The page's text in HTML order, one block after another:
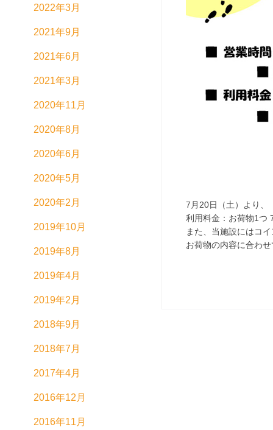
7月20日（土）より、
利用料金：お荷物1
また、当施設にはコ
お荷物の内容に合わ
2022年3月
2021年9月
2021年6月
2021年3月
2020年11月
2020年8月
2020年6月
2020年5月
2020年2月
2019年10月
2019年8月
2019年4月
2019年2月
2018年9月
2018年7月
2017年4月
2016年12月
2016年11月